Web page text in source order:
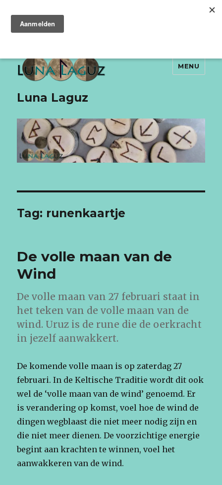
Luna Laguz
MENU
Tag: runenkaartje
De volle maan van de
Wind
De volle maan van 27 februari staat in
het teken van de volle maan van de
wind. Uruz is de rune die de oerkracht
in jezelf aanwakkert.
De komende volle maan is op zaterdag 27
februari. In de Keltische Traditie wordt dit ook
wel de ‘volle maan van de wind’ genoemd. Er
is verandering op komst, voel hoe de wind de
dingen wegblaast die niet meer nodig zijn en
die niet meer dienen. De voorzichtige energie
begint aan krachten te winnen, voel het
aanwakkeren van de wind.